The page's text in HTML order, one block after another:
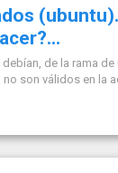
de la rama
son válidos en la